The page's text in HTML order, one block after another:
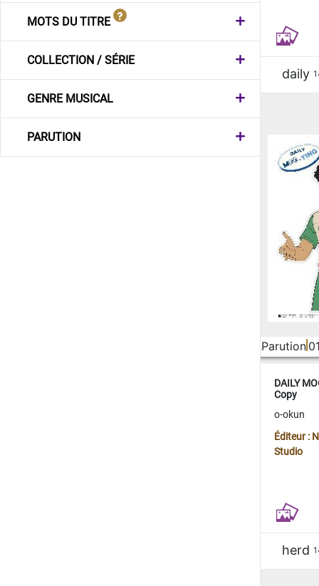
MOTS DU TITRE
COLLECTION / SÉRIE
GENRE MUSICAL
PARUTION
daily
Parution
DAILY
Copy
o-okun
Éditeur :
Studio
herd